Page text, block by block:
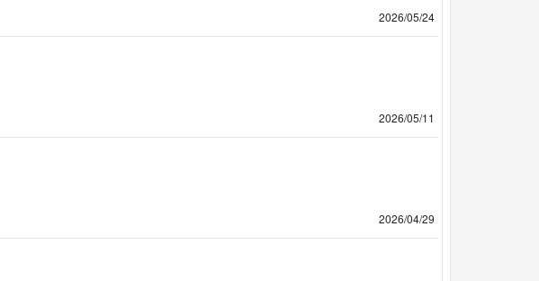
2026/05/24
2026/05/11
2026/04/29